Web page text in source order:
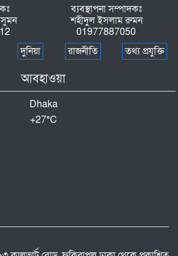
ব্যবস্থাপনা সম্পাদকঃ
শহীদুল ইসলাম রুমন
01977887050
দুনিয়া রাজনীতি তথ্য প্রযুক্তি
আবহাওয়া
Dhaka
+27°C